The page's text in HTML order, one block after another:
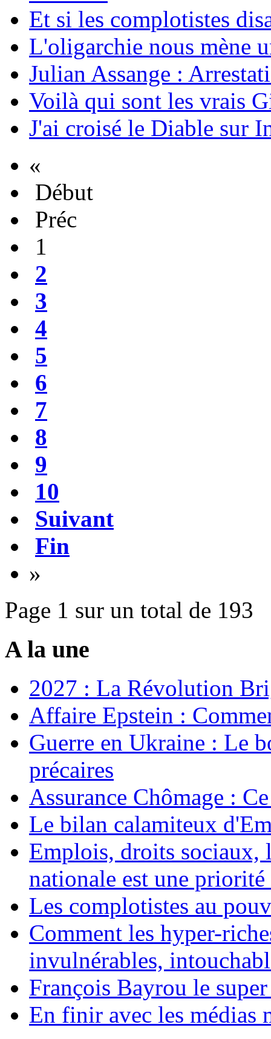
Et si les complotistes
L'oligarchie nous mène
Julian Assange :
Voilà qui sont les vrais
J'ai croisé le Diable sur
«
Début
Préc
1
2
3
4
5
6
7
8
9
10
Suivant
Fin
»
Page 1 sur un total de 193
A la une
2027 : La Révolution
Affaire Epstein :
Guerre en Ukraine : Le
précaires
Assurance Chômage :
Le bilan calamiteux
Emplois, droits sociaux,
nationale est une
Les complotistes au
Comment les hyper-
invulnérables,
François Bayrou le
En finir avec les médias